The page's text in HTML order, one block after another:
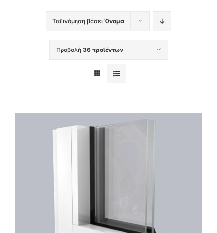
Ταξινόμηση βάσειΌνομα
Προβολή 36 προϊόντων